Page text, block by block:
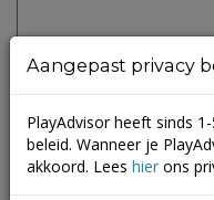
Aangepast privacy
PlayAdvisor heeft sinds
beleid. Wanneer je
akkoord. Lees hier ons